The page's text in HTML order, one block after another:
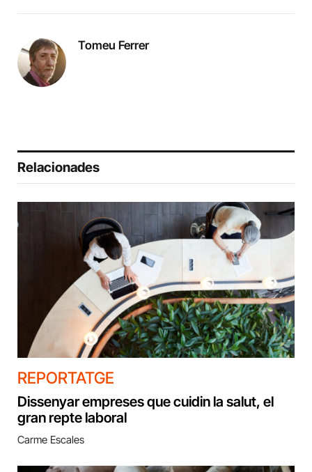
Tomeu Ferrer
Relacionades
REPORTATGE
Dissenyar empreses que cuidin la salut, el
gran repte laboral
Carme Escales